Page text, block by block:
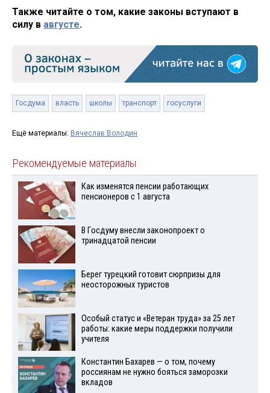
Также читайте о том, какие законы вступают в
силу в августе.
Госдума власть школы транспорт госуслуги
Ещё материалы: Вячеслав Володин
Рекомендуемые материалы
Как изменятся пенсии работающих
пенсионеров с 1 августа
В Госдуму внесли законопроект о
тринадцатой пенсии
Берег турецкий готовит сюрпризы для
неосторожных туристов
Особый статус и «Ветеран труда» за 25 лет
работы: какие меры поддержки получили
учителя
Константин Бахарев — о том, почему
россиянам не нужно бояться заморозки
вкладов